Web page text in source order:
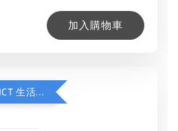
加入購物車
【加購優惠】INXTINCT 生活日用鞋墊